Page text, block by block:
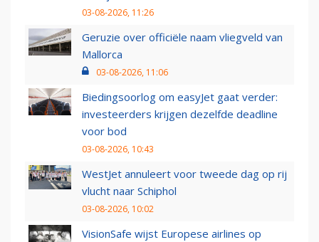
03-08-2026, 11:26
Geruzie over officiële naam vliegveld van
Mallorca
03-08-2026, 11:06
Biedingsoorlog om easyJet gaat verder:
investeerders krijgen dezelfde deadline
voor bod
03-08-2026, 10:43
WestJet annuleert voor tweede dag op rij
vlucht naar Schiphol
03-08-2026, 10:02
VisionSafe wijst Europese airlines op